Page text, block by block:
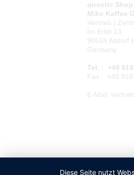
qusotic Shop
Miko Kaffee
Vertrieb |
Im Erlet 13
90518 Altdorf
Germany
Tel. : +49
Fax : +49
E-Mail:
Diese Seite nutzt